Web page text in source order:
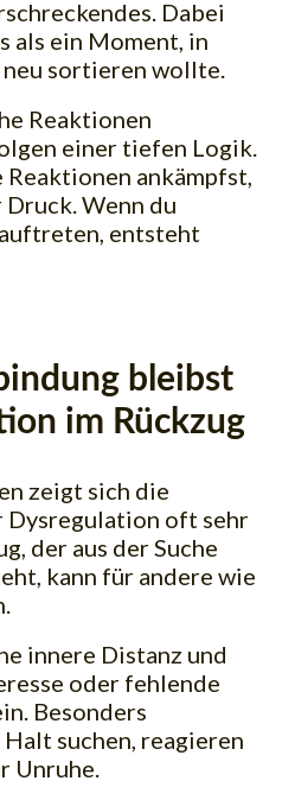
Dabei
als ein Moment, in
sortieren wollte.
Reaktionen
einer tiefen Logik.
Reaktionen ankämpfst,
Wenn du
entsteht
bleibst
im Rückzug
zeigt sich die
Dysregulation oft sehr
der aus der Suche
kann für andere wie
innere Distanz und
oder fehlende
Besonders
suchen, reagieren
Unruhe.